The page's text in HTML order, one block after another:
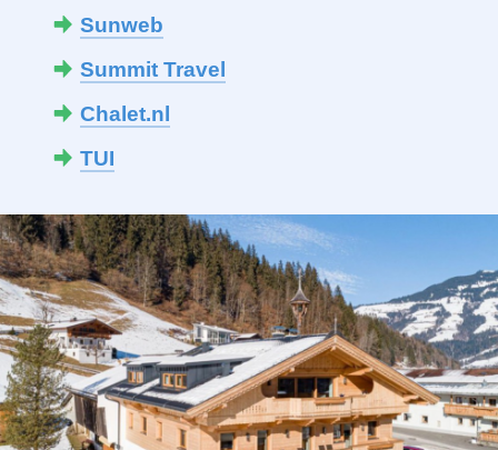
Sunweb
Summit Travel
Chalet.nl
TUI